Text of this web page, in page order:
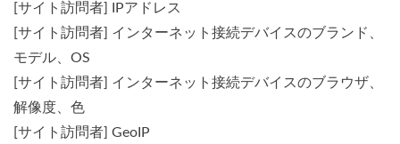
[サイト訪問者] IPアドレス
[サイト訪問者] インターネット接続デバイスのブランド、
モデル、OS
[サイト訪問者] インターネット接続デバイスのブラウザ、
解像度、色
[サイト訪問者] GeoIP